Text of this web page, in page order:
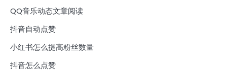
QQ音乐动态文章阅读
抖音自动点赞
小红书怎么提高粉丝数量
抖音怎么点赞